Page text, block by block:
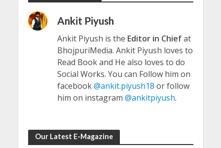
Ankit Piyush
Ankit Piyush is the Editor in Chiefat
BhojpuriMedia. Ankit Piyush loves to
Read Book and He also loves to do
Social Works. You can Follow him on
facebook@ankit.piyush18 or follow
him on instagram @ankitpiyush.
Our Latest E-Magazine